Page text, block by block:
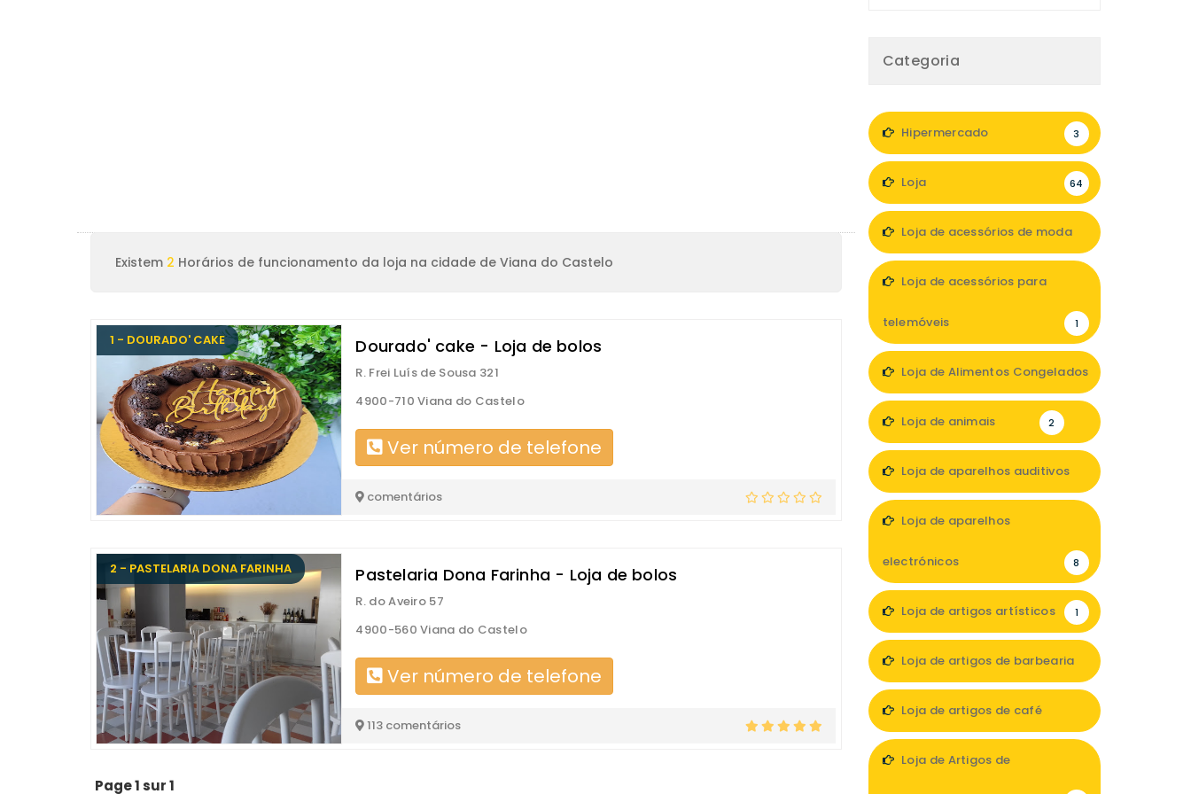
Existem 2 Horários de funcionamento da loja na cidade de Viana do Castelo
1 - DOURADO' CAKE Dourado' cake - Loja de bolos
R. Frei Luís de Sousa 321
4900-710 Viana do Castelo
Ver número de telefone
comentários
2 - PASTELARIA DONA FARINHA Pastelaria Dona Farinha - Loja de bolos
R. do Aveiro 57
4900-560 Viana do Castelo
Ver número de telefone
113 comentários
Page 1 sur 1
Categoria
Hipermercado 3
Loja 64
Loja de acessórios de moda
Loja de acessórios para
telemóveis 1
Loja de Alimentos Congelados
Loja de animais 2
Loja de aparelhos auditivos
Loja de aparelhos
electrónicos 8
Loja de artigos artísticos 1
Loja de artigos de barbearia
Loja de artigos de café
Loja de Artigos de